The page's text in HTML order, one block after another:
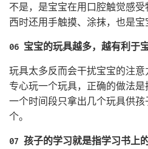
不是，是宝宝在用口腔触觉感
西时还用手触摸、涂抹，也是宝
06 宝宝的玩具越多，越有利于
玩具太多反而会干扰宝宝的注
专心玩一个玩具，正确的做法是
一个时间段只拿出几个玩具供
个。
07 孩子的学习就是指学习书上